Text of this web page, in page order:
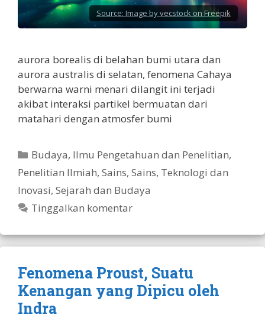
Source: Image by vecstock on Freepik
aurora borealis di belahan bumi utara dan
aurora australis di selatan, fenomena Cahaya
berwarna warni menari dilangit ini terjadi
akibat interaksi partikel bermuatan dari
matahari dengan atmosfer bumi
Kategori
Budaya, Ilmu Pengetahuan dan Penelitian,
Penelitian Ilmiah, Sains, Sains, Teknologi dan
Inovasi, Sejarah dan Budaya
Tinggalkan komentar
Fenomena Proust, Suatu
Kenangan yang Dipicu oleh
Indra